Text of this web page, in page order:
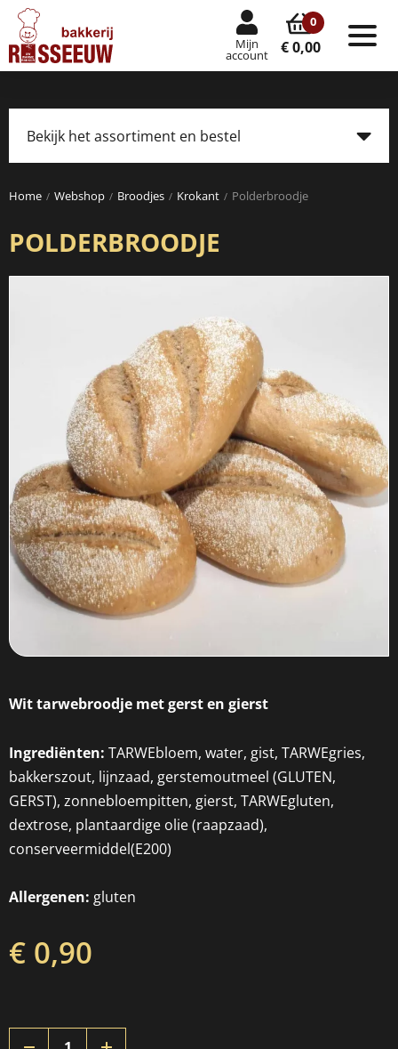
Mijn
account
0
€ 0,00
Bekijk het assortiment en bestel
Home Webshop Broodjes Krokant Polderbroodje
POLDERBROODJE
Wit tarwebroodje met gerst en gierst
Ingrediënten: TARWEbloem, water, gist, TARWEgries,
bakkerszout, lijnzaad, gerstemoutmeel (GLUTEN,
GERST), zonnebloempitten, gierst, TARWEgluten,
dextrose, plantaardige olie (raapzaad),
conserveermiddel(E200)
Allergenen: gluten
€ 0,90